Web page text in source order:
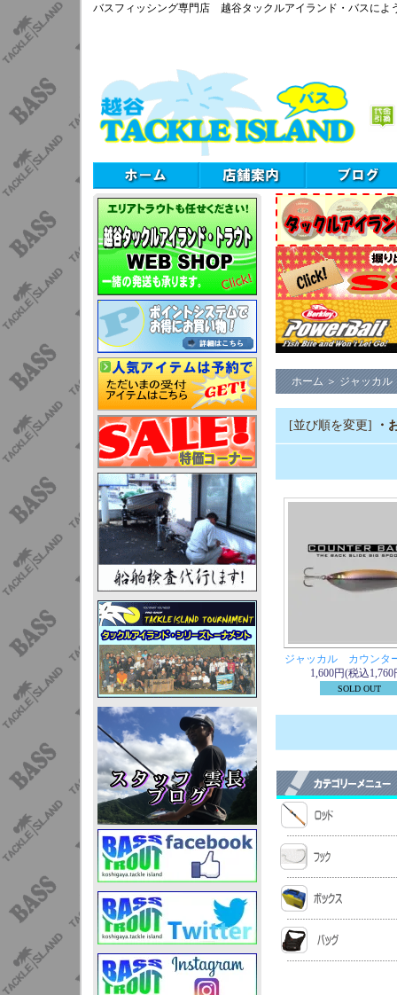
バスフィッシング専門店 越谷タックルアイランド・バスによ
ホーム ＞ ジャッカル
[並び順を変更] ・
ジャッカル カウンタ
1,600円(税込1,760
SOLD OUT